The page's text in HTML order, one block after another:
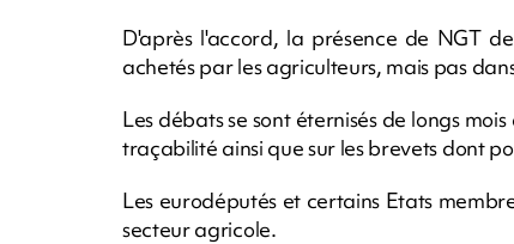
D'après l'accord, la présence de NGT
achetés par les agriculteurs, mais pas
Les débats se sont éternisés de longs
traçabilité ainsi que sur les brevets dont
Les eurodéputés et certains Etats
secteur agricole.